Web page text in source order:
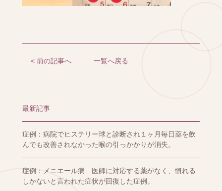
< 前の記事へ 一覧へ戻る
最新記事
症例：病院でヒステリー球と診断され１ヶ月毎日薬を飲
んでも改善されなかった喉の引っかかりが消失。
症例：メニエール病 医師に対応する薬がなく、慣れる
しかないと言われた症状が回復した症例。